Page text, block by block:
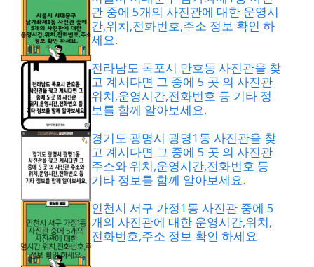
관 중에 5개의 사진관에 대한 운영시
간,위치,전화번호,주소 정보 확인 하
세요.
전라남도 목포시 만호동 사진관을 찾
고 계시다면 그 중에 5 곳 의 사진관
위치,운영시간,전화번호 등 기타 정
보를 함께 알아보세요.
경기도 광명시 광명1동 사진관을 찾
고 계시다면 그 중에 5 곳 의 사진관
주소와 위치,운영시간,전화번호 등
기타 정보를 함께 알아보세요.
인천시 서구 가정1동 사진관 중에 5
개의 사진관에 대한 운영시간,위치,
전화번호,주소 정보 확인 하세요.